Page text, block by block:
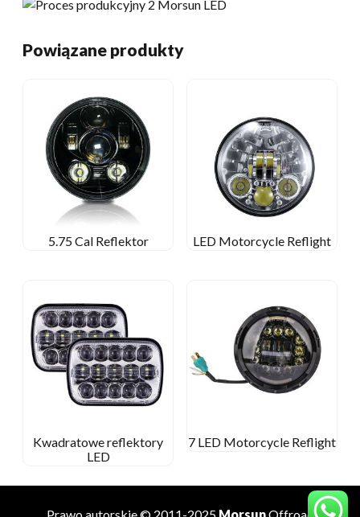
Powiązane produkty
5.75 Cal Reflektor LED Motorcycle Reflight
Kwadratowe reflektory
LED
7 LED Motorcycle Reflight